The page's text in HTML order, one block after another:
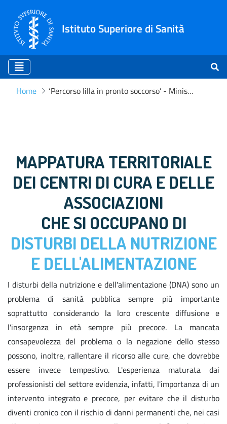
Istituto Superiore di Sanità
Home ‘Percorso lilla in pronto soccorso’ - Ministero della Salute
MAPPATURA TERRITORIALE
DEI CENTRI DI CURA E DELLE
ASSOCIAZIONI
CHE SI OCCUPANO DI
DISTURBI DELLA NUTRIZIONE
E DELL'ALIMENTAZIONE
I disturbi della nutrizione e dell'alimentazione (DNA) sono un
problema di sanità pubblica sempre più importante
soprattutto considerando la loro crescente diffusione e
l'insorgenza in età sempre più precoce. La mancata
consapevolezza del problema o la negazione dello stesso
possono, inoltre, rallentare il ricorso alle cure, che dovrebbe
essere invece tempestivo. L'esperienza maturata dai
professionisti del settore evidenzia, infatti, l'importanza di un
intervento integrato e precoce, per evitare che il disturbo
diventi cronico con il rischio di danni permanenti che, nei casi